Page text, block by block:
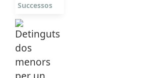
Successos